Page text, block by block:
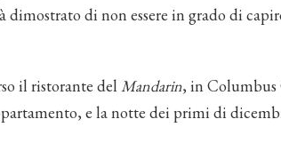
dimostrato di non essere in grado di
il ristorante del Mandarin, in Columbus
e la notte dei primi di